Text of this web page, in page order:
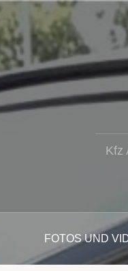
Kfz
FOTOS UND